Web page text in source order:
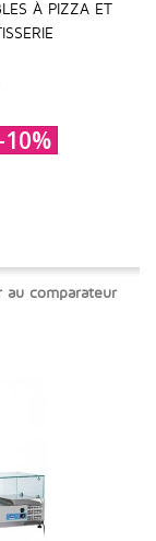
À PIZZA ET
-10%
au comparateur